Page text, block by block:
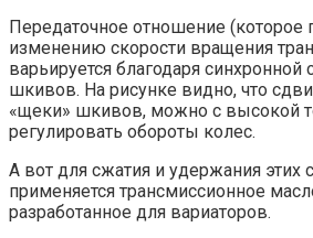
Передаточное отношение (которое
изменению скорости вращения
варьируется благодаря
шкивов. На рисунке видно, что
«щеки» шкивов, можно с высокой
регулировать обороты колес.
А вот для сжатия и удержания этих
применяется трансмиссионное
разработанное для вариаторов.